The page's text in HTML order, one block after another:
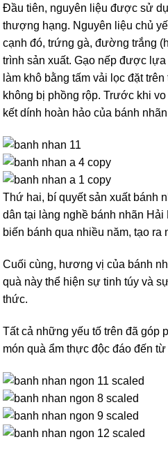
Đầu tiên, nguyên liệu được sử
thượng hạng. Nguyên liệu chủ
cạnh đó, trứng gà, đường trắng
trình sản xuất. Gạo nếp được
làm khô bằng tấm vải lọc đặt
không bị phồng rộp. Trước khi
kết dính hoàn hảo của bánh
Thứ hai, bí quyết sản xuất bánh
dân tại làng nghề bánh nhãn
biến bánh qua nhiều năm, tạo
Cuối cùng, hương vị của bánh
quà này thể hiện sự tinh túy và
thức.
Tất cả những yếu tố trên đã góp
món quà ẩm thực độc đáo đến